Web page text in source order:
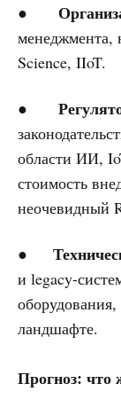
●
менеджмента,
Science, IIoT.
●
области ИИ,
стоимость
неочевидный
●
и legacy-
ландшафте.
Прогноз: что